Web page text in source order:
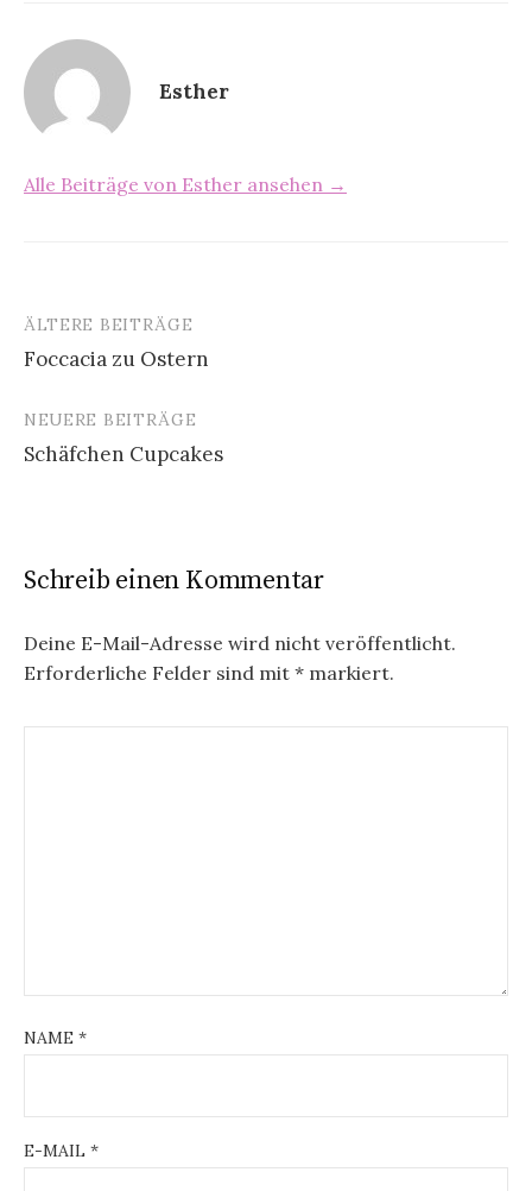
Esther
Alle Beiträge von Esther ansehen →
e
r
g
s
n
o
ÄLTERE BEITRÄGE
Foccacia zu Ostern
NEUERE BEITRÄGE
Schäfchen Cupcakes
Schreib einen Kommentar
Deine E-Mail-Adresse wird nicht veröffentlicht.
Erforderliche Felder sind mit * markiert.
NAME *
E-MAIL *